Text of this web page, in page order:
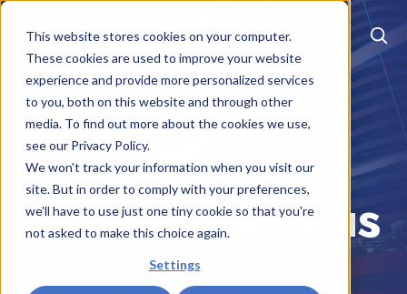
This website stores cookies on your computer.
These cookies are used to improve your website
experience and provide more personalized services
to you, both on this website and through other
media. To find out more about the cookies we use,
see our Privacy Policy.
We won't track your information when you visit our
site. But in order to comply with your preferences,
we'll have to use just one tiny cookie so that you're
not asked to make this choice again.
Settings
EN | FR
JOINDRE NOS ÉQUIPES
Contactez-nous